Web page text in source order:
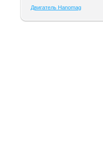
Двигатель Hanomag